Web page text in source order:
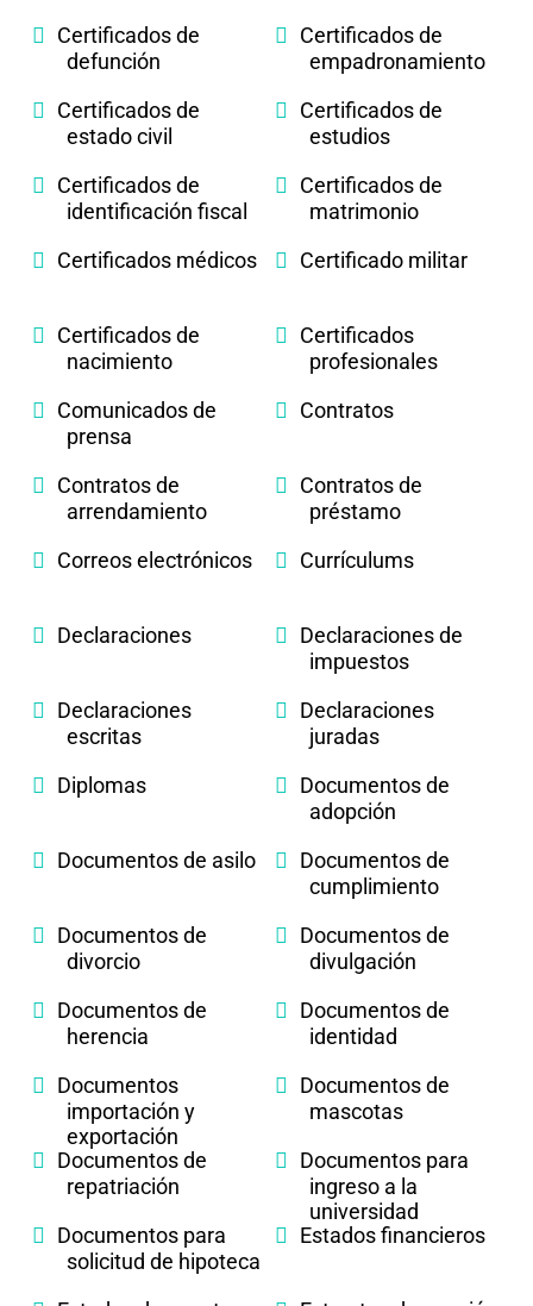
Certificados de
defunción
Certificados de
empadronamiento
Certificados de
estado civil
Certificados de
estudios
Certificados de
identificación fiscal
Certificados de
matrimonio
Certificados médicos
Certificado militar
Certificados de
nacimiento
Certificados
profesionales
Comunicados de
prensa
Contratos
Contratos de
arrendamiento
Contratos de
préstamo
Correos electrónicos
Currículums
Declaraciones
Declaraciones de
impuestos
Declaraciones
escritas
Declaraciones
juradas
Diplomas
Documentos de
adopción
Documentos de asilo
Documentos de
cumplimiento
Documentos de
divorcio
Documentos de
divulgación
Documentos de
herencia
Documentos de
identidad
Documentos
importación y
exportación
Documentos de
mascotas
Documentos de
repatriación
Documentos para
ingreso a la
universidad
Documentos para
solicitud de hipoteca
Estados financieros